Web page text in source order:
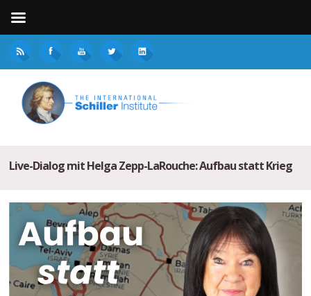
Live-Dialog mit Helga Zepp-LaRouche: Aufbau statt Krieg